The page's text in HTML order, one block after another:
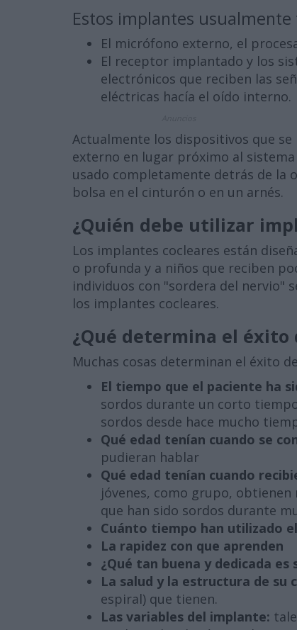
Estos implantes
El micrófono externo, el
El receptor implantado y los
electrónicos que reciben las
eléctricas hacía el oído interno.
Actualmente los dispositivos que
externo en lugar próximo al
usado completamente detrás de la
bolsa en el cinturón o en un arnés.
¿Quién debe utilizar
Los implantes cocleares están
o profunda y a niños que reciben
individuos con "sordera del nervio"
los implantes cocleares.
¿Qué determina el éxito
Muchas cosas determinan el éxito
El tiempo que el paciente ha
sordos durante un corto
sordos desde hace mucho
Qué edad tenían cuando se
pudieran hablar
Qué edad tenían cuando
jóvenes, como grupo,
que han sido sordos durante
Cuánto tiempo han utilizado
La rapidez con que aprenden
¿Qué tan buena y dedicada
La salud y la estructura de su
espiral) que tienen.
Las variables del implante: